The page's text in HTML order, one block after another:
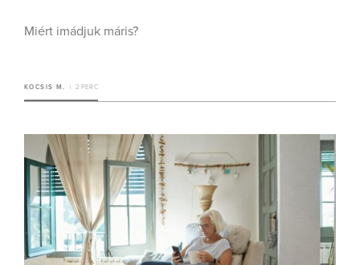
Miért imádjuk máris?
KOCSIS M. 2 PERC